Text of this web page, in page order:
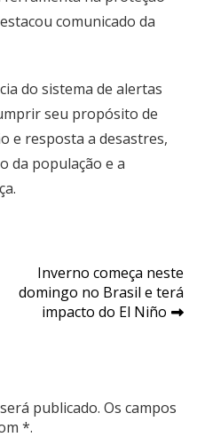
comunicado da
do sistema de alertas
seu propósito de
e resposta a desastres,
da população e a
Inverno começa neste
domingo no Brasil e terá
impacto do El Niño
publicado. Os campos
*.